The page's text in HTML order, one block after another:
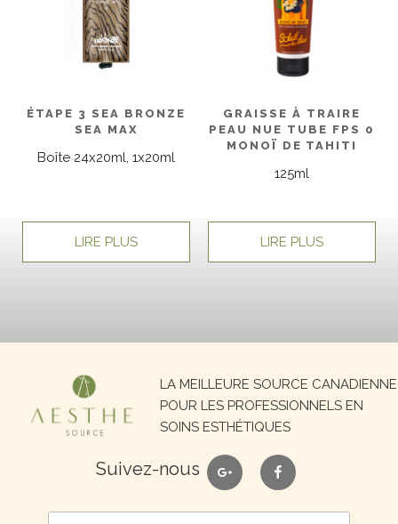
ÉTAPE 3 SEA BRONZE
SEA MAX
Boîte 24x20ml, 1x20ml
LIRE PLUS
GRAISSE À TRAIRE
PEAU NUE TUBE FPS 0
MONOÏ DE TAHITI
125ml
LIRE PLUS
LA MEILLEURE SOURCE CANADIENNE
POUR LES PROFESSIONNELS EN
SOINS ESTHÉTIQUES
Suivez-nous google facebook
Recherche
pour :